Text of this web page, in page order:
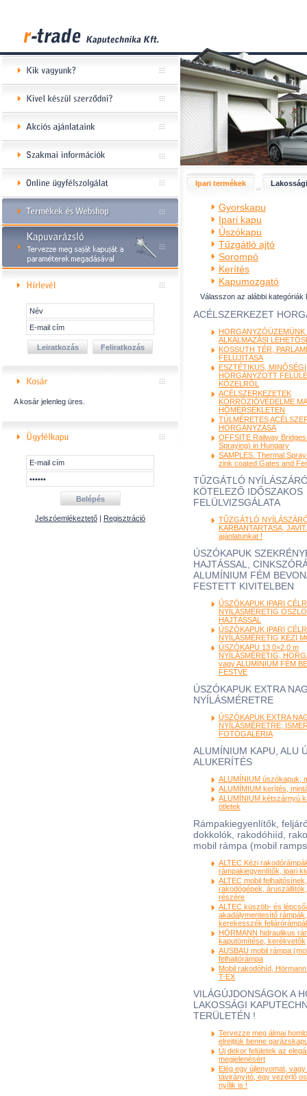
A kosár jelenleg üres.
Jelszóemlékeztető | Regisztráció
Ipari termékek
Gyorskapu
Ipari kapu
Úszókapu
Tűzgátló ajtó
Sorompó
Kerítés
Kapumozgató
Válasszon az alábbi kategóriák
ACÉLSZERKEZET
ALKALMAZÁSI
KOSSUTH TÉR,
FELÚJÍTÁSA
ESZTÉTIKUS, MINŐSÉGI
HORGANYZOTT
KÖZELRŐL
ACÉLSZERKEZETEK
KORRÓZIÓVÉDELME
HŐMÉRSÉKLETEN
TÚLMÉRETES
HORGANYZÁSA
OFFSITE Railway
Spraying) in Hungary
SAMPLES. Thermal
zink coated Gates and
TŰZGÁTLÓ
KÖTELEZŐ IDŐSZAKOS
FELÜLVIZSGÁLATA
TŰZGÁTLÓ
KARBANTARTÁSA,
ajánlatunkat !
ÚSZÓKAPUK
HAJTÁSSAL,
ALUMÍNIUM FÉM
FESTETT KIVITELBEN
ÚSZÓKAPUK IPARI
NYÍLÁSMÉRETIG
HAJTÁSSAL
ÚSZÓKAPUK IPARI
NYÍLÁSMÉRETIG KÉZI
ÚSZÓKAPU 13,0×2,0 m
NYÍLÁSMÉRETIG,
vagy ALUMÍNIUM FÉM
FESTVE
ÚSZÓKAPUK EXTRA
NYÍLÁSMÉRETRE
ÚSZÓKAPUK EXTRA
NYÍLÁSMÉRETRE;
FOTÓGALÉRIA
ALUMÍNIUM KAPU, ALU
ALUKERÍTÉS
ALUMÍNIUM úszókapuk,
ALUMÍMIUM kerítés,
ALUMÍNIUM kétszárnyú
ötletek
Rámpakiegyenlítők,
dokkolók, rakodóhiíd,
mobil rámpa (mobil
ALTEC Kézi
rámpakiegyenlítők, ipari
ALTEC mobil
rakodógépek,
részére
ALTEC küszöb- és
akadálymentesítő
kerekesszék
HÖRMANN hidraulikus
kaputömítése, kerékvetők
AUSBAU mobil rámpa
felhajtórámpa
Mobil rakodóhíd,
T-EX
VILÁGÚJDONSÁGOK A
LAKOSSÁGI
TERÜLETÉN !
Tervezze meg álmai
elrejtjük benne
Új dekor felületek az
megjelenésért
Elég egy újlenyomat,
távirányító, egy vezérlő
nyílik is !